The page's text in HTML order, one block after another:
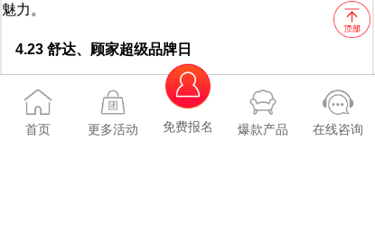
魅力。
4.23 舒达、顾家超级品牌日
举办地点：主会场香江全球家居CBD3馆A广场
上一篇：
热烈庆贺万众城家居2017春季家装博览会火爆收官！
首页 更多活动 免费报名 爆款产品 在线咨询